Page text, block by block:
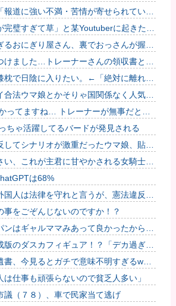
報道に強い不満・苦情が寄せられてい
がまさにそれな件
完璧すぎて草」と某Youtuberに起きた悲
”のために愛車をを停めて撮影してい...
るおにぎり屋さん、裏でおっさんが握っ
ｗｗｗｗｗｗｗｗｗｗ
けました…トレーナーさんの領収書と給
枕で日陰に入りたい。←「絶対に離れた
合法ウマ娘とかそりゃ国関係なく人気出
ってますね… トレーナーが無事だとい
ちゃ活躍してるバードが発見される
してシナリオが激重だったウマ娘、貼
い、これが主君に甘やかされる女騎士の
は68%
人は法律を守れと言うが、憲法違反を
言わない」
事をごぞんじないのですか！？
ンはギャルママみあって良かったから引
版のダスカフィギュア！？「デカ過ぎん
書、今見るとガチで意味不明すぎるwww
仕事も頑張らないので貧乏人多い」
議（７８）、車で民家当て逃げ